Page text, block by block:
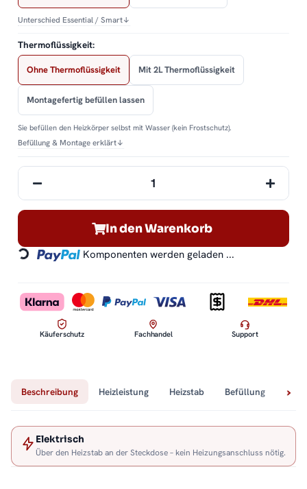
Unterschied Essential / Smart↓
Thermoflüssigkeit:
Ohne Thermoflüssigkeit Mit 2L Thermoflüssigkeit
Montagefertig befüllen lassen
Sie befüllen den Heizkörper selbst mit Wasser (kein Frostschutz).
Befüllung & Montage erklärt↓
In den Warenkorb
Loading... Komponenten werden geladen ...
Käuferschutz Fachhandel Support
Beschreibung Heizleistung Heizstab Befüllung
Elektrisch
Über den Heizstab an der Steckdose – kein Heizungsanschluss nötig.